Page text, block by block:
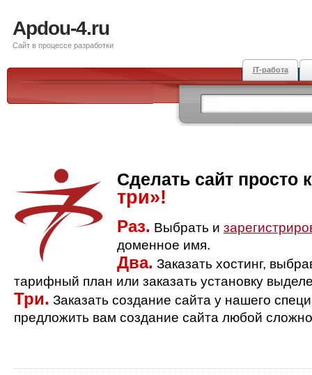
Apdou-4.ru
Сайт в процессе разработки
IT-работа
Сделать сайт просто
три»!
Раз. Выбрать и
доменное имя.
Два. Заказать хостинг,
тарифный план или заказать установку
Три. Заказать создание сайта у нашего
предложить вам создание сайта любой